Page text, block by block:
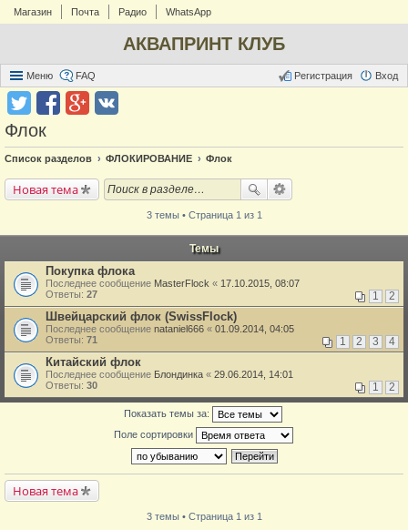
Магазин Почта Радио WhatsApp
АКВАПРИНТ КЛУБ
Меню FAQ Вход
Регистрация
Флок
Список разделов ФЛОКИРОВАНИЕ Флок
Новая тема
3 темы • Страница 1 из 1
Темы
Покупка флока
Последнее сообщение MasterFlock « 17.10.2015, 08:07
Ответы: 27 1 2
Швейцарский флок (SwissFlock)
Последнее сообщение nataniel666 « 01.09.2014, 04:05
Ответы: 71 1 2 3 4
Китайский флок
Последнее сообщение Блондинка « 29.06.2014, 14:01
Ответы: 30 1 2
Показать темы за:
Поле сортировки
Новая тема
3 темы • Страница 1 из 1